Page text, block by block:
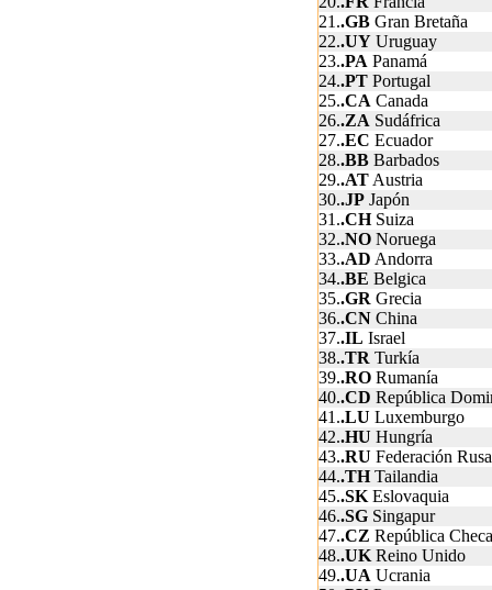
21..GB Gran Bretaña
22..UY Uruguay
23..PA Panamá
24..PT Portugal
25..CA Canada
26..ZA Sudáfrica
27..EC Ecuador
28..BB Barbados
29..AT Austria
30..JP Japón
31..CHSuiza
32..NO Noruega
33..AD Andorra
34..BE Belgica
35..GR Grecia
36..CN China
37..IL Israel
38..TR Turkía
39..RO Rumanía
40..CD República
41..LU Luxemburgo
42..HU Hungría
43..RU Federación Rusa
44..THTailandia
45..SK Eslovaquia
46..SG Singapur
47..CZ República Checa
48..UK Reino Unido
49..UA Ucrania